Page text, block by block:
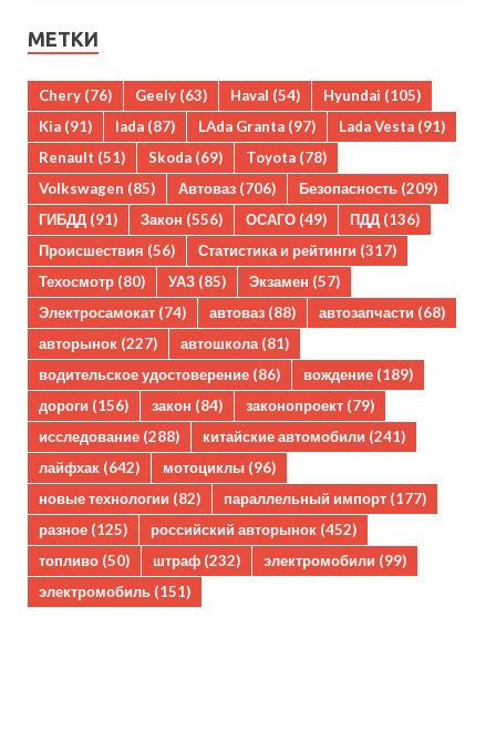
МЕТКИ
Chery (76) Geely (63) Haval (54) Hyundai (105)
Kia (91) lada (87) LAda Granta (97) Lada Vesta (91)
Renault (51) Skoda (69) Toyota (78)
Volkswagen (85) Автоваз (706) Безопасность (209)
ГИБДД (91) Закон (556) ОСАГО (49) ПДД (136)
Происшествия (56) Статистика и рейтинги (317)
Техосмотр (80) УАЗ (85) Экзамен (57)
Электросамокат (74) автоваз (88) автозапчасти (68)
авторынок (227) автошкола(81)
водительское удостоверение (86) вождение (189)
дороги (156) закон (84) законопроект (79)
исследование (288) китайские автомобили (241)
лайфхак (642) мотоциклы (96)
новые технологии (82) параллельный импорт (177)
разное (125) российский авторынок (452)
топливо (50) штраф (232) электромобили (99)
электромобиль (151)